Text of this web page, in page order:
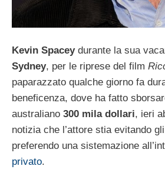
Kevin Spaceydurante la sua
Sydney, per le riprese del film
paparazzato qualche giorno fa
beneficenza, dove ha fatto
australiano 300 mila dollari, ieri
notizia che l’attore stia evitando gli
preferendo una sistemazione
privato.